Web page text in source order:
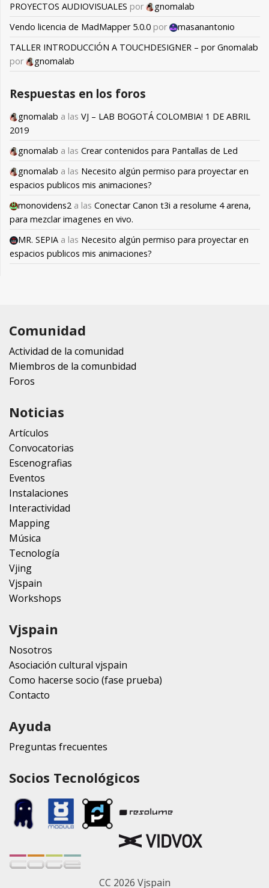
PROYECTOS AUDIOVISUALES por
gnomalab
Vendo licencia de MadMapper 5.0.0 por
masanantonio
TALLER INTRODUCCIÓN A TOUCHDESIGNER – por Gnomalab
por
gnomalab
Respuestas en los foros
gnomalab a las VJ – LAB BOGOTÁ COLOMBIA! 1 DE ABRIL
2019
gnomalab a las Crear contenidos para Pantallas de Led
gnomalab a las Necesito algún permiso para proyectar en
espacios publicos mis animaciones?
monovidens2 a las Conectar Canon t3i a resolume 4 arena,
para mezclar imagenes en vivo.
MR. SEPIA a las Necesito algún permiso para proyectar en
espacios publicos mis animaciones?
Comunidad
Actividad de la comunidad
Miembros de la comunbidad
Foros
Noticias
Artículos
Convocatorias
Escenografias
Eventos
Instalaciones
Interactividad
Mapping
Música
Tecnología
Vjing
Vjspain
Workshops
Vjspain
Nosotros
Asociación cultural vjspain
Como hacerse socio (fase prueba)
Contacto
Ayuda
Preguntas frecuentes
Socios Tecnológicos
CC 2026 Vjspain